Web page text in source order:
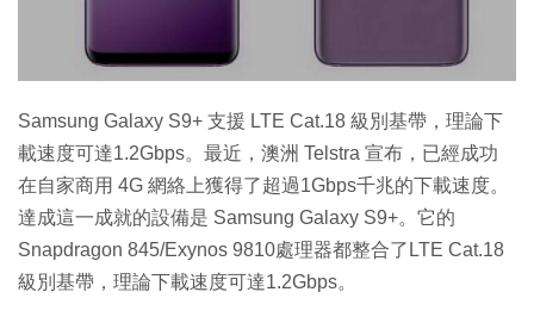
Samsung Galaxy S9+ 支援 LTE Cat.18 級別基帶，理論下
載速度可達1.2Gbps。最近，澳洲 Telstra 宣布，已經成功
在自家商用 4G 網絡上獲得了超過1Gbps千兆的下載速度。
達成這一成就的設備是 Samsung Galaxy S9+。它的
Snapdragon 845/Exynos 9810處理器都整合了LTE Cat.18
級別基帶，理論下載速度可達1.2Gbps。